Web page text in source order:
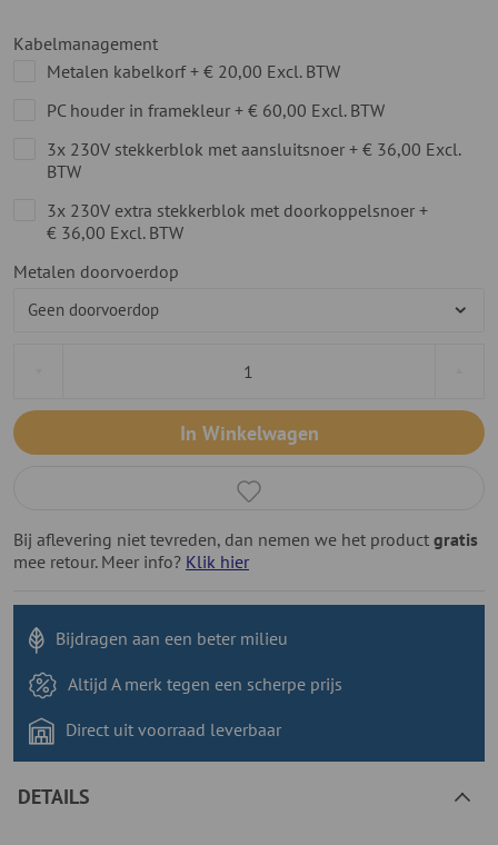
Kabelmanagement
Metalen kabelkorf + € 20,00 Excl. BTW
PC houder in framekleur + € 60,00 Excl. BTW
3x 230V stekkerblok met aansluitsnoer + € 36,00 Excl.
BTW
3x 230V extra stekkerblok met doorkoppelsnoer +
€ 36,00 Excl. BTW
Metalen doorvoerdop
In Winkelwagen
Bij aflevering niet tevreden, dan nemen we het product gratis
mee retour. Meer info? Klik hier
Bijdragen aan een beter milieu
Altijd A merk tegen een scherpe prijs
Direct uit voorraad leverbaar
DETAILS